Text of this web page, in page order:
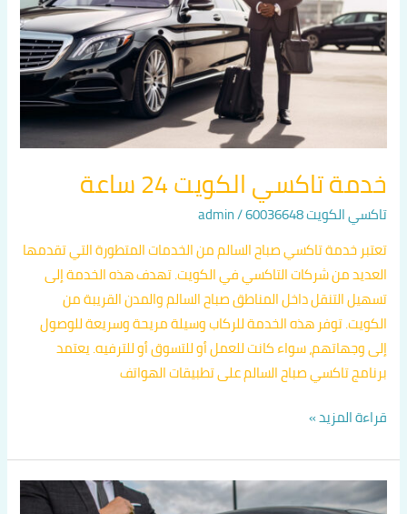
خدمة تاكسي الكويت 24 ساعة
تاكسي الكويت 60036648 /
admin
تعتبر خدمة تاكسي صباح السالم من الخدمات المتطورة التي تقدمها
العديد من شركات التاكسي في الكويت. تهدف هذه الخدمة إلى
تسهيل التنقل داخل المناطق صباح السالم والمدن القريبة من
الكويت. توفر هذه الخدمة للركاب وسيلة مريحة وسريعة للوصول
إلى وجهاتهم، سواء كانت للعمل أو للتسوق أو للترفيه. يعتمد
برنامج تاكسي صباح السالم على تطبيقات الهواتف
ساعة
قراءة المزيد »
تكلفة